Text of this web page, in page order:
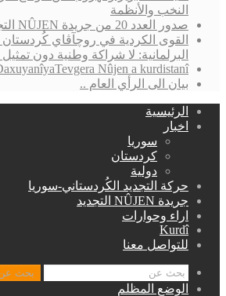
النخب والأنظمة
صدور العدد 20 من جريدة NÛJEN التجديد
القوى الكردية في روچآڤاي كُردستان
البرلمانية: لا شراكة وطنية دون
Nûjen a kurdistanî:
بيان الى الرأي العام ..
الرئيسية
اخبار
سوريا
كردستان
دولية
حركة التجديد الكُردستاني-سوريا
جريدة NÛJEN التجديد
اراء وحوارات
Kurdî
للتواصل معنا
بحث
الوضع المظلم